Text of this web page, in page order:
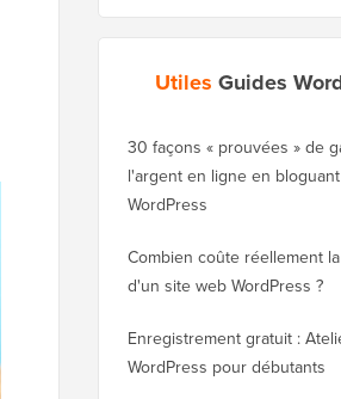
Utiles Guides
30 façons « prouvées » de
l'argent en ligne en
WordPress
Combien coûte réellement
d'un site web WordPress ?
Enregistrement gratuit :
WordPress pour débutants